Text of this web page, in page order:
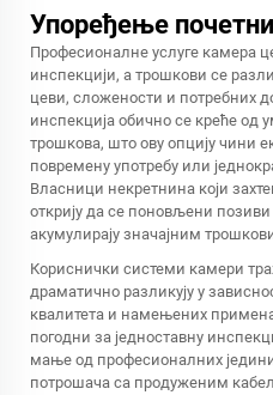
Упоређење
Професионалне услуге камера
инспекцији, а трошкови се
цеви, сложености и потребних
инспекција обично се креће од
трошкова, што ову опцију чини
повремену употребу или
Власници некретнина који
открију да се поновљени
акумулирају значајним
Кориснички системи камери
драматично разликују у
квалитета и намењених
погодни за једноставну
мање од професионалних
потрошача са продуженим